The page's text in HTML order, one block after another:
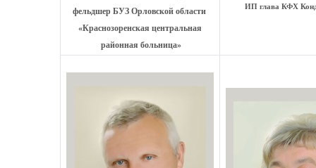
фельдшер БУЗ Орловской области
«Краснозоренская центральная
районная больница»
ИП глава КФХ